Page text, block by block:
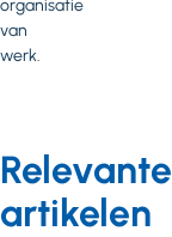
organisatie
van
werk.
Relevante
artikelen